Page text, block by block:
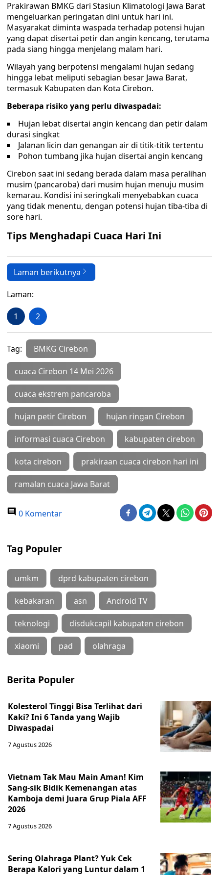
Prakirawan BMKG dari Stasiun Klimatologi Jawa Barat
mengeluarkan peringatan dini untuk hari ini.
Masyarakat diminta waspada terhadap potensi hujan
yang dapat disertai petir dan angin kencang, terutama
pada siang hingga menjelang malam hari.
Wilayah yang berpotensi mengalami hujan sedang
hingga lebat meliputi sebagian besar Jawa Barat,
termasuk Kabupaten dan Kota Cirebon.
Beberapa risiko yang perlu diwaspadai:
Hujan lebat disertai angin kencang dan petir dalam
durasi singkat
Jalanan licin dan genangan air di titik-titik tertentu
Pohon tumbang jika hujan disertai angin kencang
Cirebon saat ini sedang berada dalam masa peralihan
musim (pancaroba) dari musim hujan menuju musim
kemarau. Kondisi ini seringkali menyebabkan cuaca
yang tidak menentu, dengan potensi hujan tiba-tiba di
sore hari.
Tips Menghadapi Cuaca Hari Ini
Laman berikutnya
Laman:
1 2
Tag: BMKG Cirebon
cuaca Cirebon 14 Mei 2026
cuaca ekstrem pancaroba
hujan petir Cirebon hujan ringan Cirebon
informasi cuaca Cirebon kabupaten cirebon
kota cirebon prakiraan cuaca cirebon hari ini
ramalan cuaca Jawa Barat
0 Komentar
Tag Populer
umkm dprd kabupaten cirebon
kebakaran asn Android TV
teknologi disdukcapil kabupaten cirebon
xiaomi pad olahraga
Berita Populer
Kolesterol Tinggi Bisa Terlihat dari
Kaki? Ini 6 Tanda yang Wajib
Diwaspadai
7 Agustus 2026
Vietnam Tak Mau Main Aman! Kim
Sang-sik Bidik Kemenangan atas
Kamboja demi Juara Grup Piala AFF
2026
7 Agustus 2026
Sering Olahraga Plant? Yuk Cek
Berapa Kalori yang Luntur dalam 1